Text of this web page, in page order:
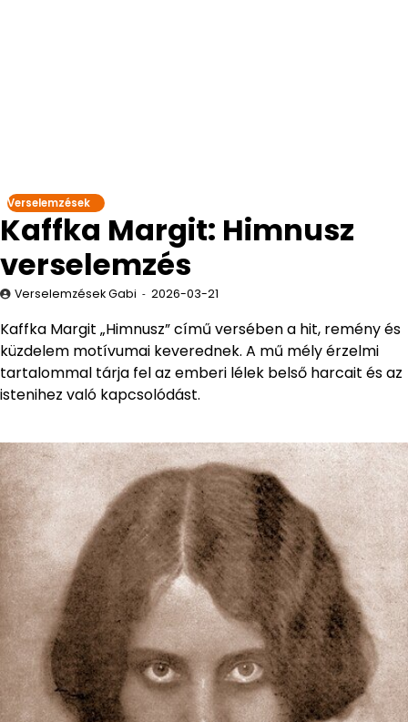
Verselemzések
Kaffka Margit: Himnusz
verselemzés
Verselemzések Gabi 2026-03-21
Kaffka Margit „Himnusz” című versében a hit, remény és
küzdelem motívumai keverednek. A mű mély érzelmi
tartalommal tárja fel az emberi lélek belső harcait és az
istenihez való kapcsolódást.